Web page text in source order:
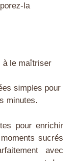
la
le maîtriser
simples pour
minutes.
pour enrichir
sucrés
avec